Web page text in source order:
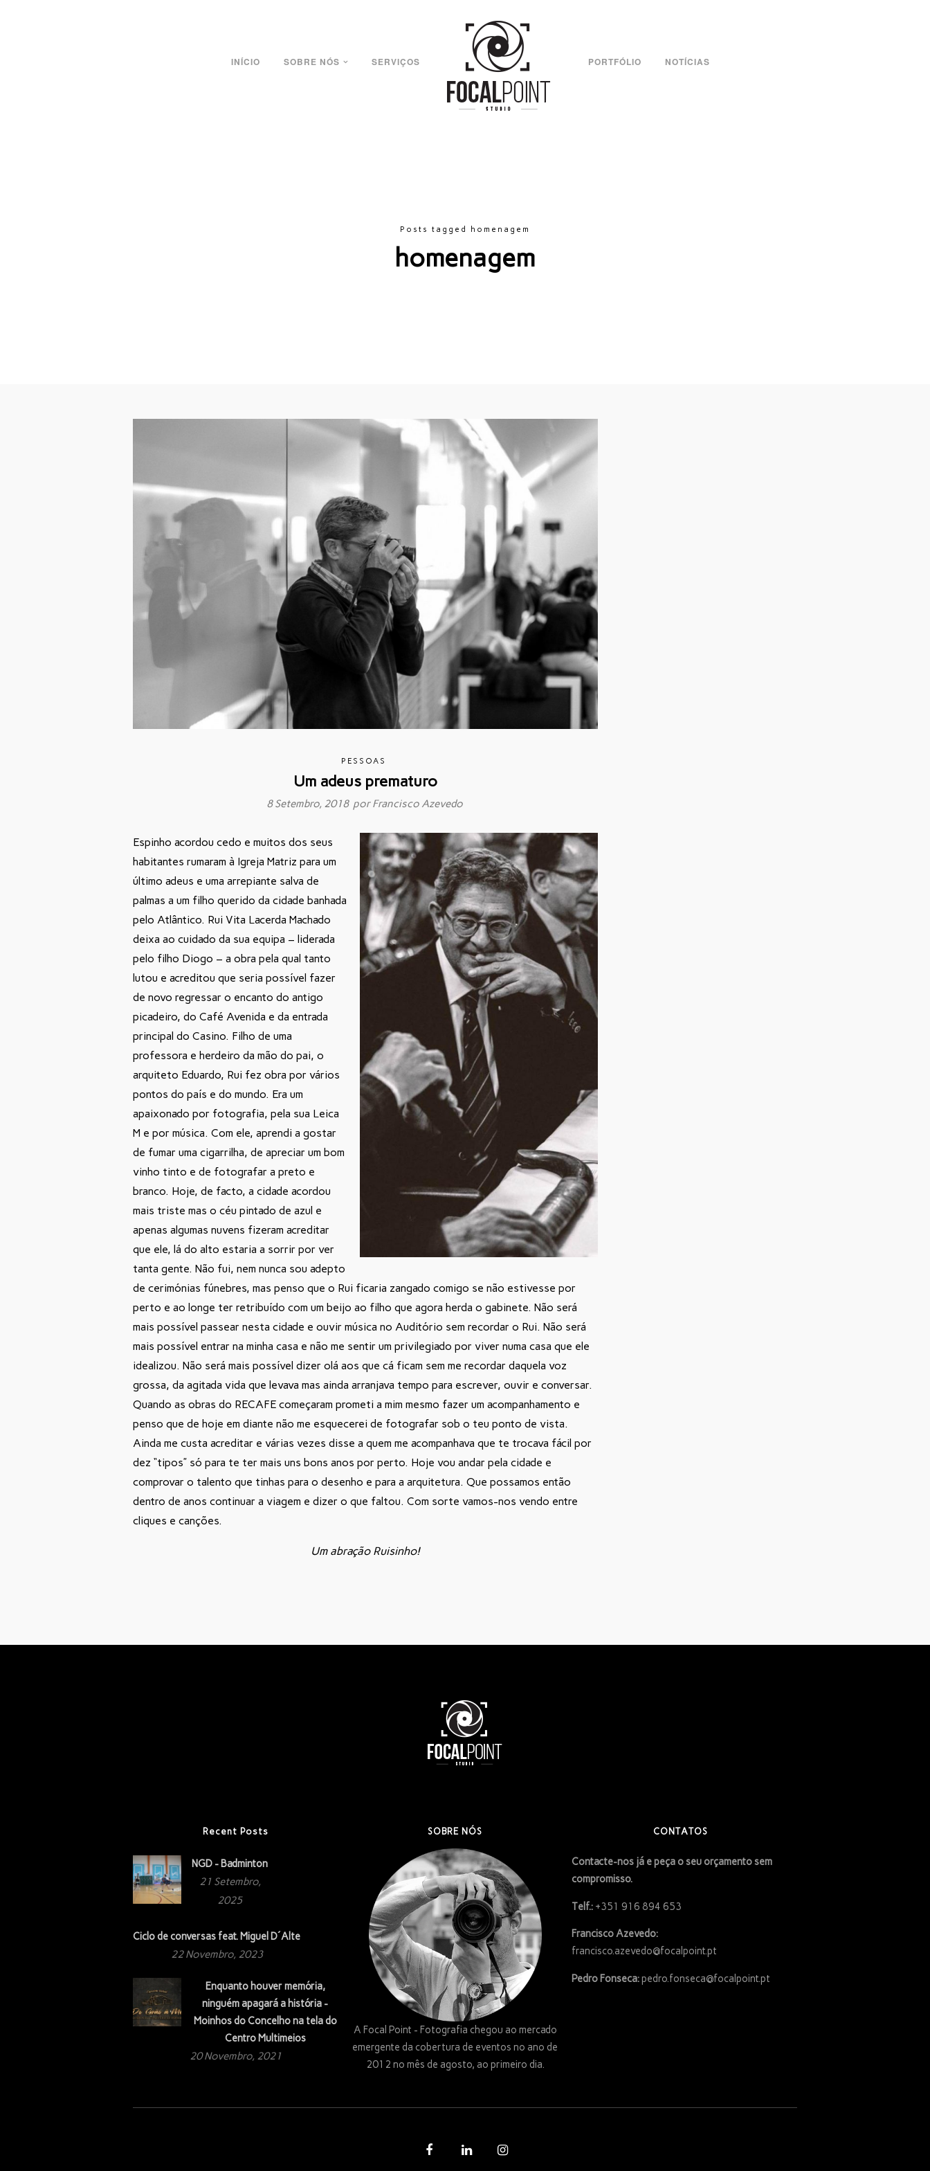
INÍCIO SOBRE NÓS SERVIÇOS PORTFÓLIO NOTÍCIAS
Posts tagged homenagem
homenagem
PESSOAS
Um adeus prematuro
8 Setembro, 2018 porFrancisco Azevedo
Espinho acordou cedo e muitos dos seus
habitantes rumaram à Igreja Matriz para um
último adeus e uma arrepiante salva de
palmas a um filho querido da cidade banhada
pelo Atlântico. Rui Vita Lacerda Machado
deixa ao cuidado da sua equipa – liderada
pelo filho Diogo – a obra pela qual tanto
lutou e acreditou que seria possível fazer
de novo regressar o encanto do antigo
picadeiro, do Café Avenida e da entrada
principal do Casino. Filho de uma
professora e herdeiro da mão do pai, o
arquiteto Eduardo, Rui fez obra por vários
pontos do país e do mundo. Era um
apaixonado por fotografia, pela sua Leica
M e por música. Com ele, aprendi a gostar
de fumar uma cigarrilha, de apreciar um bom
vinho tinto e de fotografar a preto e
branco. Hoje, de facto, a cidade acordou
mais triste mas o céu pintado de azul e
apenas algumas nuvens fizeram acreditar
que ele, lá do alto estaria a sorrir por ver
tanta gente. Não fui, nem nunca sou adepto
de cerimónias fúnebres, mas penso que o Rui ficaria zangado comigo se não estivesse por
perto e ao longe ter retribuído com um beijo ao filho que agora herda o gabinete. Não será
mais possível passear nesta cidade e ouvir música no Auditório sem recordar o Rui. Não será
mais possível entrar na minha casa e não me sentir um privilegiado por viver numa casa que ele
idealizou. Não será mais possível dizer olá aos que cá ficam sem me recordar daquela voz
grossa, da agitada vida que levava mas ainda arranjava tempo para escrever, ouvir e conversar.
Quando as obras do RECAFE começaram prometi a mim mesmo fazer um acompanhamento e
penso que de hoje em diante não me esquecerei de fotografar sob o teu ponto de vista.
Ainda me custa acreditar e várias vezes disse a quem me acompanhava que te trocava fácil por
dez “tipos” só para te ter mais uns bons anos por perto. Hoje vou andar pela cidade e
comprovar o talento que tinhas para o desenho e para a arquitetura. Que possamos então
dentro de anos continuar a viagem e dizer o que faltou. Com sorte vamos-nos vendo entre
cliques e canções.
Um abração Ruisinho!
Recent Posts
NGD - Badminton
21 Setembro,
2025
Ciclo de conversas feat. Miguel D´Alte
22 Novembro, 2023
Enquanto houver memória,
ninguém apagará a história -
Moinhos do Concelho na tela do
Centro Multimeios
20 Novembro, 2021
SOBRE NÓS
A Focal Point - Fotografia chegou ao mercado
emergente da cobertura de eventos no ano de
2012 no mês de agosto, ao primeiro dia.
CONTATOS
Contacte-nos já e peça o seu orçamento sem
compromisso.
Telf.:+351 916 894 653
Francisco Azevedo:
francisco.azevedo@focalpoint.pt
Pedro Fonseca:pedro.fonseca@focalpoint.pt